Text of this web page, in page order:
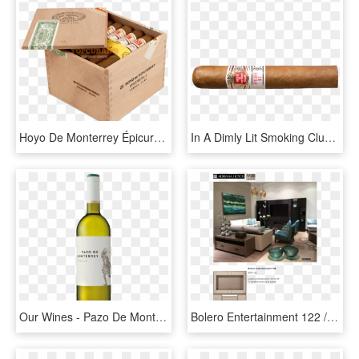
Hoyo De Monterrey Épicure No - Hoyo De Monterrey Epicure No 2 Box 25, HD Png Download In A Dimly Lit Smoking Club - Hoyo De Monterrey, HD Png Download
Our Wines - Pazo De Monterrei Vino, HD Png Download Bolero Entertainment 122 / 132 - Muebles De Sala Adriana Hoyos, HD Png Download